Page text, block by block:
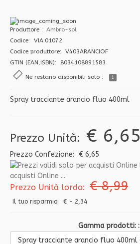
Produttore
Ambro-sol
Codice: VIA.01072
Codice produttore: V403ARANCIOF
GTIN (EAN,ISBN): 8034108891583
Ne restano disponibili solo : 1
Spray tracciante arancio fluo 400ml
Prezzo Unità: € 6,65
Prezzo Confezione:
€ 6,65
acquisti Online ...
Prezzo Unità lordo: € 8,99
Il tuo risparmio: € - 2,34
Gamma prodotti: